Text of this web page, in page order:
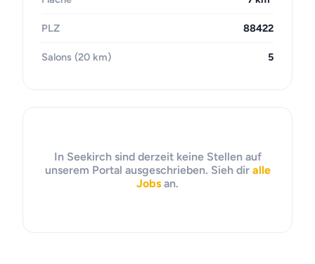
PLZ 88422
Salons (20 km) 5
In Seekirch sind derzeit keine Stellen auf
unserem Portal ausgeschrieben. Sieh dir alle
Jobs an.